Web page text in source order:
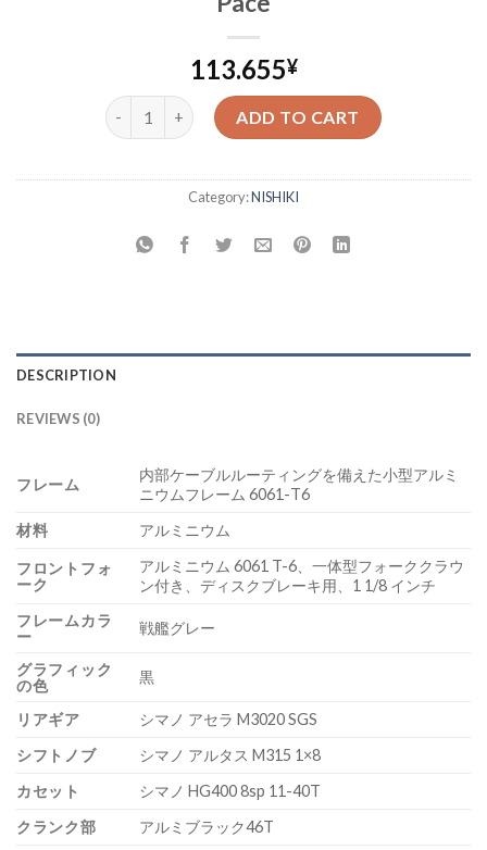
113.655¥
Pace quantity ADD TO CART
Category:NISHIKI
DESCRIPTION
REVIEWS (0)
フレーム
内部ケーブルルーティングを備えた小型アルミ
ニウムフレーム 6061-T6
材料
アルミニウム
フロントフォ
ーク
アルミニウム 6061 T-6、一体型フォーククラウ
ン付き、ディスクブレーキ用、1 1/8 インチ
フレームカラ
ー
戦艦グレー
グラフィック
の色
黒
リアギア
シマノ アセラ M3020 SGS
シフトノブ
シマノ アルタス M315 1×8
カセット
シマノ HG400 8sp 11-40T
クランク部
アルミブラック46T